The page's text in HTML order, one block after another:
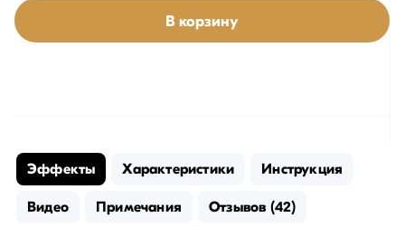
В корзину
Эффекты Характеристики Инструкция
Видео Примечания Отзывов (42)